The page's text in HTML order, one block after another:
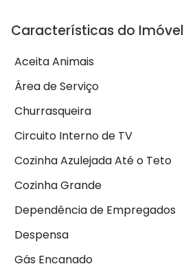
Características do Imóvel
Aceita Animais
Área de Serviço
Churrasqueira
Circuito Interno de TV
Cozinha Azulejada Até o Teto
Cozinha Grande
Dependência de Empregados
Despensa
Gás Encanado